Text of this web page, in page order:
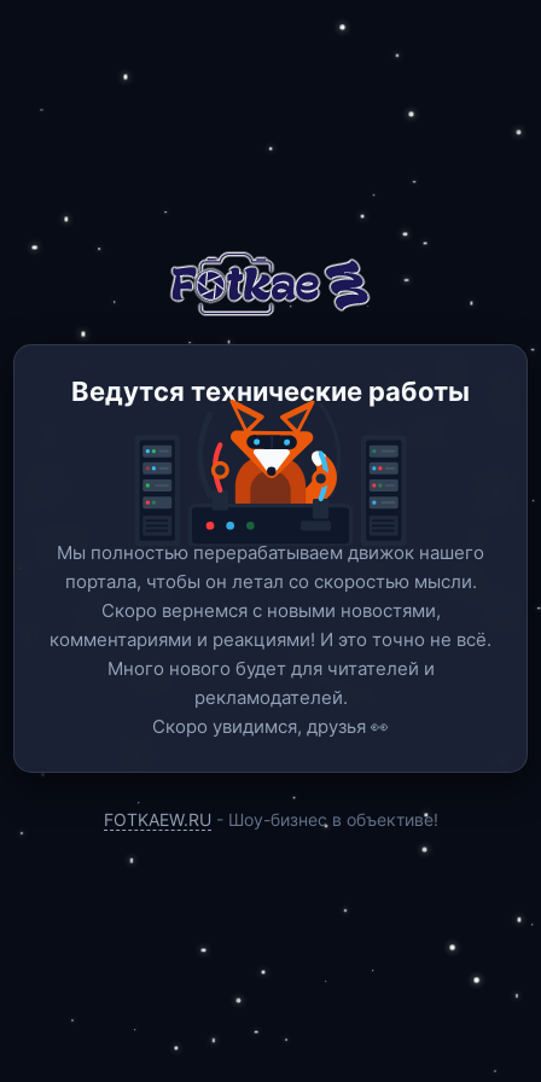
Ведутся технические работы
Мы полностью перерабатываем движок нашего
портала, чтобы он летал со скоростью мысли.
Скоро вернемся c новыми новостями,
комментариями и реакциями! И это точно не всё.
Много нового будет для читателей и
рекламодателей.
Скоро увидимся, друзья 👀
FOTKAEW.RU - Шоу-бизнес в объективе!